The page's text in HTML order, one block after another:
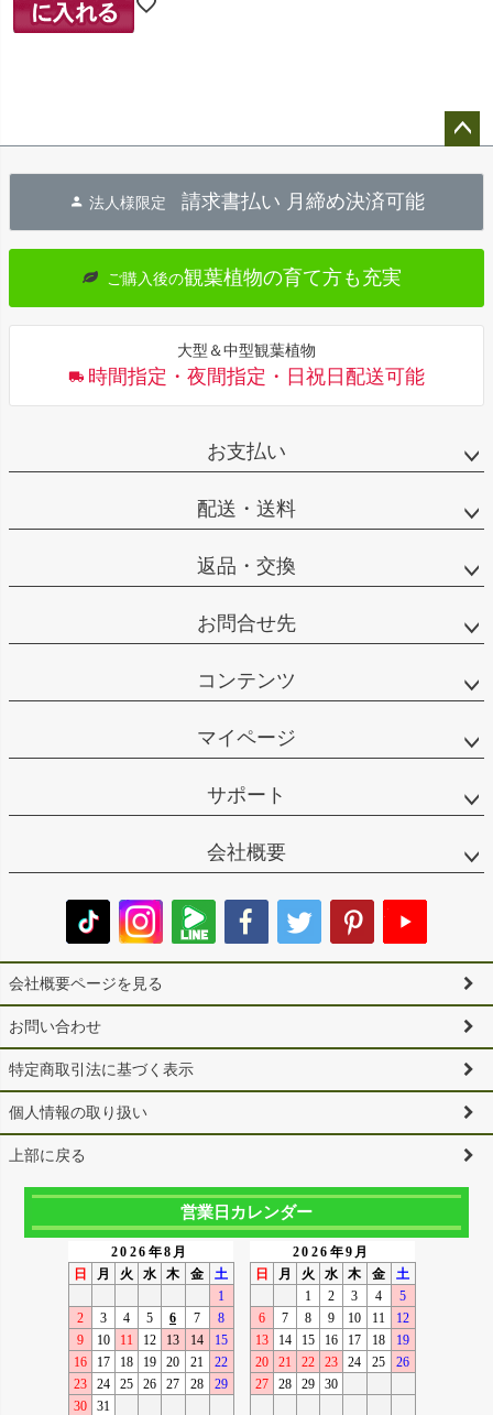
へ
法人様限定 請求書払い 月締め決済可能
ご購入後の観葉植物の育て方も充実
大型＆中型観葉植物
時間指定・夜間指定・日祝日配送可能
お支払い
配送・送料
返品・交換
お問合せ先
コンテンツ
マイページ
サポート
会社概要
会社概要ページを見る
お問い合わせ
特定商取引法に基づく表示
個人情報の取り扱い
上部に戻る
営業日カレンダー